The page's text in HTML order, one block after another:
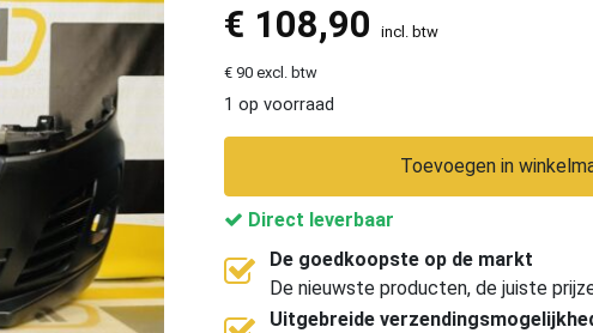
€ 108,90 incl. btw
€ 90 excl. btw
1 op voorraad
Toevoegen in
Direct leverbaar
De goedkoopste op de markt
De nieuwste producten, de juiste
Uitgebreide